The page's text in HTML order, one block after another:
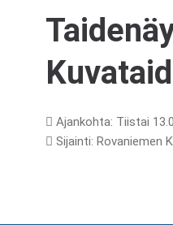
Ajankohta: Tiistai
Sijainti: Rovaniemen